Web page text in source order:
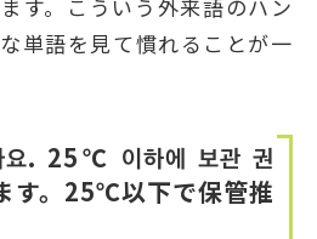
す。こういう外来語のハン
単語を見て慣れることが一
요. 25℃ 이하에 보관 권
す。25℃以下で保管推